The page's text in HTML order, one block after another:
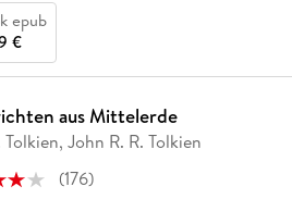
epub
€
aus Mittelerde
Tolkien, John R. R. Tolkien
(176)